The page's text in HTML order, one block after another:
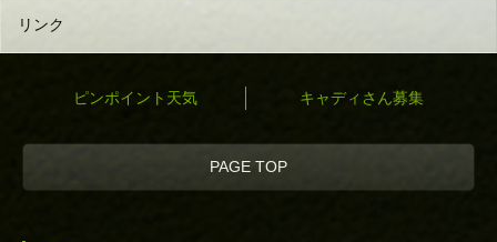
リンク
ピンポイント天気 キャディさん募集
PAGE TOP